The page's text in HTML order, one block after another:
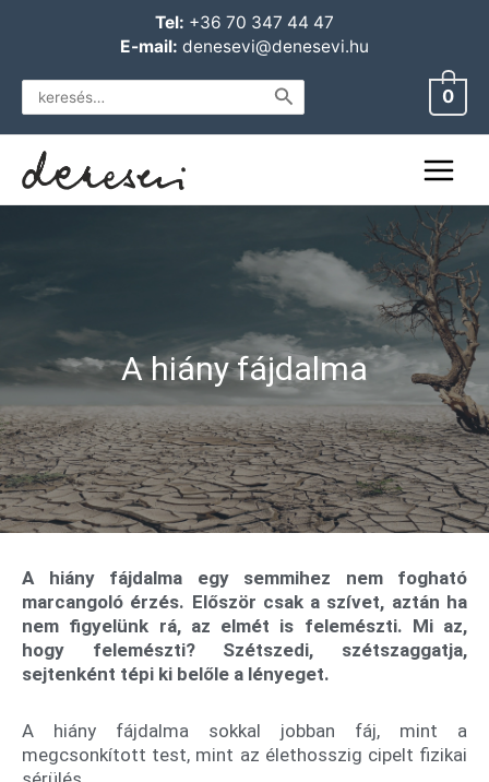
Tel: +36 70 347 44 47
E-mail: denesevi@denesevi.hu
Search
for:
0
A hiány fájdalma
A hiány fájdalma egy semmihez nem fogható
marcangoló érzés. Először csak a szívet, aztán ha
nem figyelünk rá, az elmét is felemészti. Mi az,
hogy felemészti? Szétszedi, szétszaggatja,
sejtenként tépi ki belőle a lényeget.
A hiány fájdalma sokkal jobban fáj, mint a
megcsonkított test, mint az élethosszig cipelt fizikai